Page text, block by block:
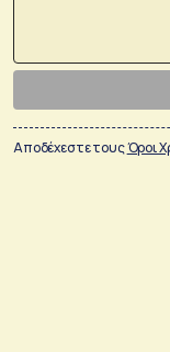
Αποδέχεστε τουςΌροι